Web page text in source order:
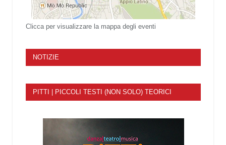
Clicca per visualizzare la mappa degli eventi
NOTIZIE
PITTI | PICCOLI TESTI (NON SOLO) TEORICI